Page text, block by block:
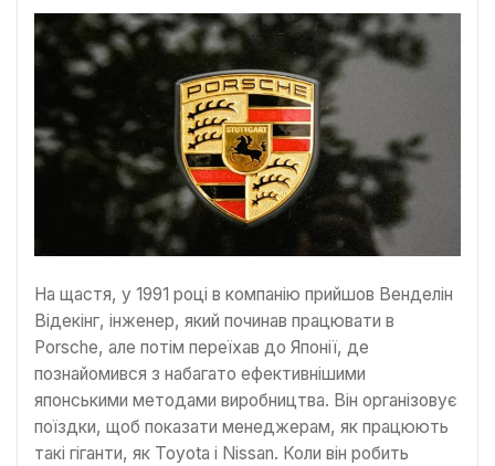
На щастя, у 1991 році в компанію прийшов Венделін
Відекінг, інженер, який починав працювати в
Porsche, але потім переїхав до Японії, де
познайомився з набагато ефективнішими
японськими методами виробництва. Він організовує
поїздки, щоб показати менеджерам, як працюють
такі гіганти, як Toyota і Nissan. Коли він робить